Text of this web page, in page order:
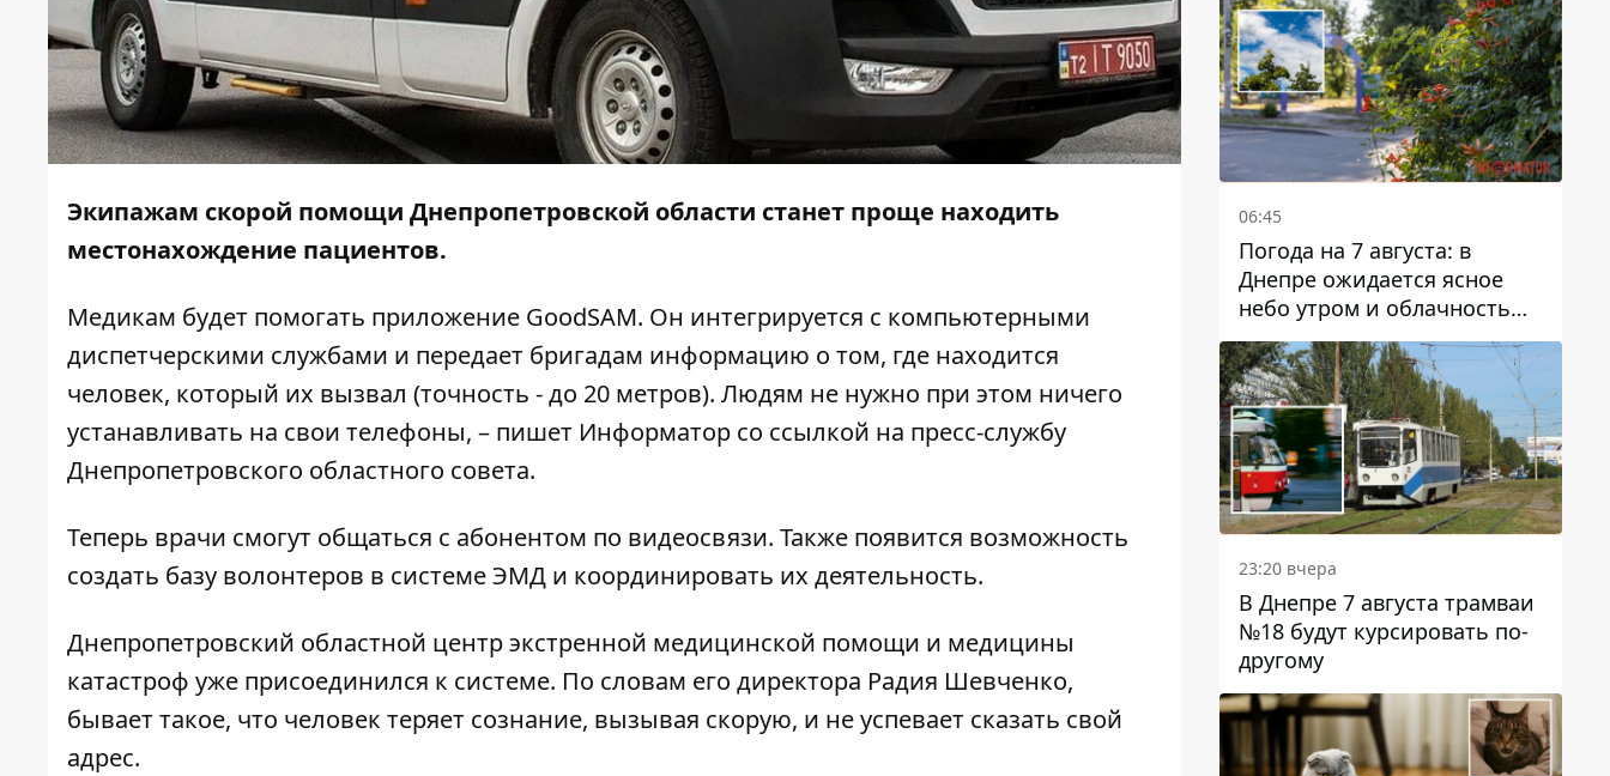
Экипажам скорой помощи Днепропетровской области станет проще находить
местонахождение пациентов.
Медикам будет помогать приложение GoodSAM. Он интегрируется с компьютерными
диспетчерскими службами и передает бригадам информацию о том, где находится
человек, который их вызвал (точность - до 20 метров). Людям не нужно при этом ничего
устанавливать на свои телефоны, – пишет Информатор со ссылкой на пресс-службу
Днепропетровского областного совета.
Теперь врачи смогут общаться с абонентом по видеосвязи. Также появится возможность
создать базу волонтеров в системе ЭМД и координировать их деятельность.
Днепропетровский областной центр экстренной медицинской помощи и медицины
катастроф уже присоединился к системе. По словам его директора Радия Шевченко,
бывает такое, что человек теряет сознание, вызывая скорую, и не успевает сказать свой
адрес.
06:45
Погода на 7 августа: в
Днепре ожидается ясное
небо утром и облачность
после обеда
23:20 вчера
В Днепре 7 августа трамваи
№18 будут курсировать по-
другому